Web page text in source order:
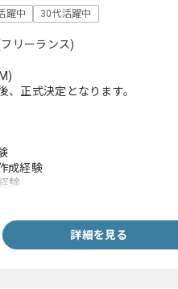
躍中 30代活躍中
リーランス)
正式決定となります。
成経験
験
詳細を見る